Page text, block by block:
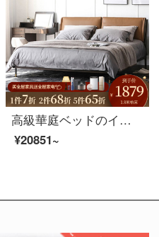
高級華庭ベッドのイタリア式のきわめて簡単な皮質のベッドの1.8メートルの近代的な簡単な予約の主な寝室のツインベッドの結婚式のベッドの大きさの部屋型の寝室の家具の1.5メートルのシングルベッドの支柱のベッドがあります。
¥20851~